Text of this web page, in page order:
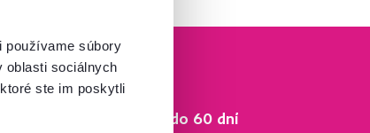
používame súbory
oblasti sociálnych
ste im poskytli
Vrátenie tovaru do 60 dní